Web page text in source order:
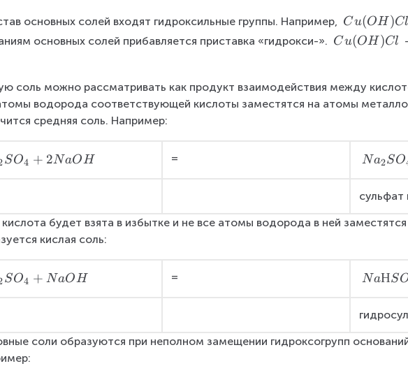
3
)
основных солей входят гидроксильные группы. Например, C
u
H
)
Cu(OH )Cl
основных солей прибавляется приставка «гидрокси-». C
O
H
Cu(OH )Cl
соль можно рассматривать как продукт взаимодействия между
водорода соответствующей кислоты заместятся на атомы
средняя соль. Например:
SO4 + 2NaOH =
N
_
S
4
H
_
Na2SO
сульфат
кислота будет взята в избытке и не все атомы водорода в ней
кислая соль:
SO4 + NaOH =
N
Н
O
NaНS
соли образуются при неполном замещении гидроксогрупп